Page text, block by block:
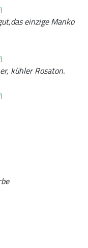
einzige Manko
kühler Rosaton.